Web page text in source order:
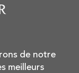
de notre
meilleurs